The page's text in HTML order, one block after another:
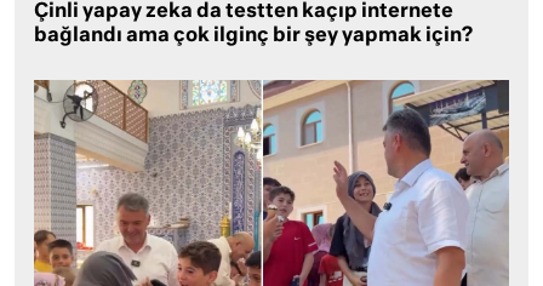
Çinli yapay zeka da testten kaçıp internete
bağlandı ama çok ilginç bir şey yapmak için?